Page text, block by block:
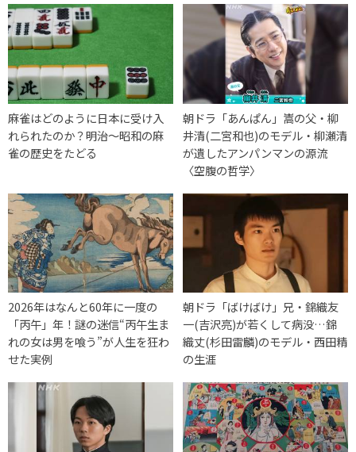
麻雀はどのように日本に受け入
れられたのか？明治～昭和の麻
雀の歴史をたどる
朝ドラ「あんぱん」嵩の父・柳
井清(二宮和也)のモデル・柳瀬清
が遺したアンパンマンの源流
〈空腹の哲学〉
2026年はなんと60年に一度の
「丙午」年！謎の迷信“丙午生ま
れの女は男を喰う”が人生を狂わ
せた実例
朝ドラ「ばけばけ」兄・錦織友
一(吉沢亮)が若くして病没…錦
織丈(杉田雷麟)のモデル・西田精
の生涯